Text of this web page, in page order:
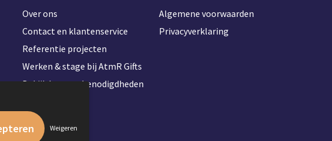
Over ons
Contact en klantenservice
Referentie projecten
Werken & stage bij AtmR Gifts
Bekijk kantoorbenodigdheden
Algemene voorwaarden
Privacyverklaring
Weigeren